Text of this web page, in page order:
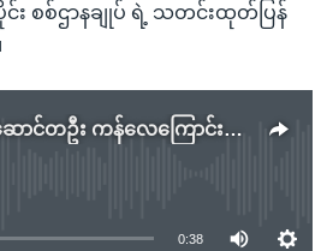
စစ်ဌာနချုပ် ရဲ့ သတင်းထုတ်ပြန်
ဆီးရီးယား IS ခေါင်းဆောင်တဦး ကန်လေကြောင်းက သုတ်သင်
source currently available
0:38